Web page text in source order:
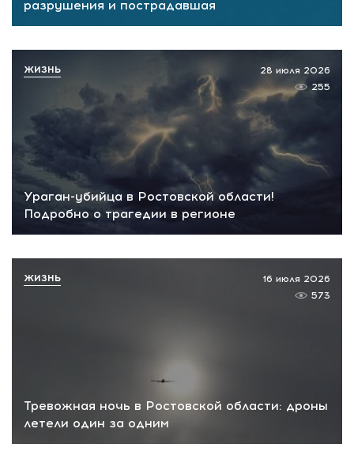
разрушения и пострадавшая
Ураган-убийца в Ростовской области!
Подробно о трагедии в регионе
28 июля 2026
255
ЖИЗНЬ
Тревожная ночь в Ростовской области: дроны
летели один за одним
16 июля 2026
573
ЖИЗНЬ